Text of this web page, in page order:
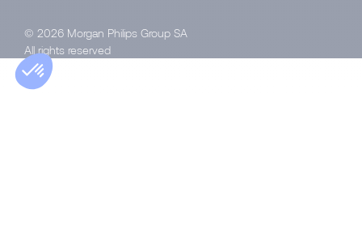
© 2026 Morgan Philips Group SA
All rights reserved